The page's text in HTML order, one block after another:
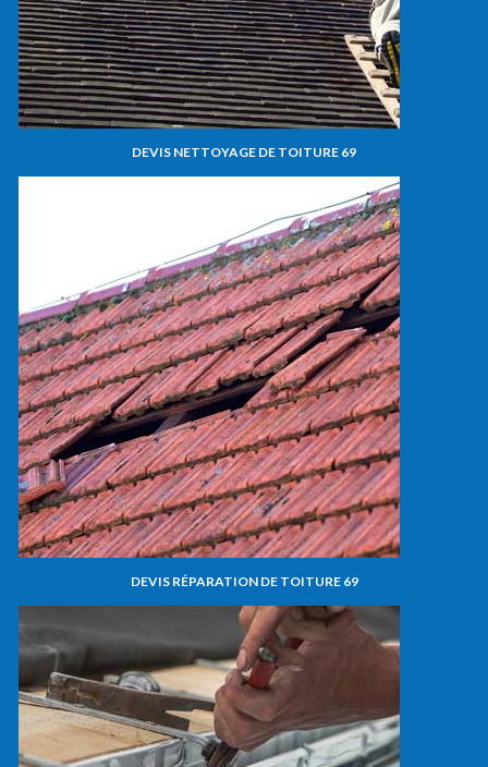
DEVIS NETTOYAGE DE TOITURE 69
DEVIS RÉPARATION DE TOITURE 69